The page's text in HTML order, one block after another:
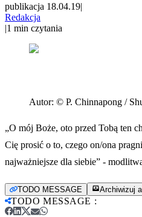
publikacja 18.04.19|
Redakcja
|1 min czytania
Autor: © P. Chinnapong /
„O mój Boże, oto przed Tobą ten
Cię prosić o to, czego on/ona
najważniejsze dla siebie” -
TODO MESSAGE Archiwizuj
TODO MESSAGE :